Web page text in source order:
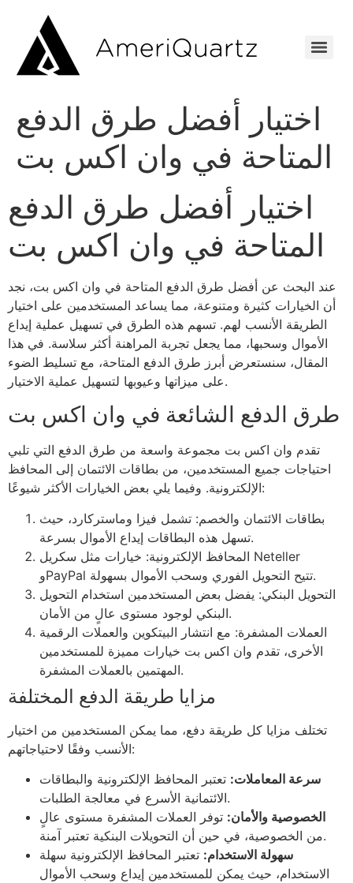
اختيار أفضل طرق الدفع
المتاحة في وان اكس بت
اختيار أفضل طرق الدفع
المتاحة في وان اكس بت
عند البحث عن أفضل طرق الدفع المتاحة في وان اكس بت، نجد
أن الخيارات كثيرة ومتنوعة، مما يساعد المستخدمين على اختيار
الطريقة الأنسب لهم. تسهم هذه الطرق في تسهيل عملية إيداع
الأموال وسحبها، مما يجعل تجربة المراهنة أكثر سلاسة. في هذا
المقال، سنستعرض أبرز طرق الدفع المتاحة، مع تسليط الضوء
على ميزاتها وعيوبها لتسهيل عملية الاختيار.
طرق الدفع الشائعة في وان اكس بت
تقدم وان اكس بت مجموعة واسعة من طرق الدفع التي تلبي
احتياجات جميع المستخدمين، من بطاقات الائتمان إلى المحافظ
الإلكترونية. وفيما يلي بعض الخيارات الأكثر شيوعًا:
بطاقات الائتمان والخصم: تشمل فيزا وماستركارد، حيث
تسهل هذه البطاقات إيداع الأموال بسرعة.
المحافظ الإلكترونية: خيارات مثل سكريل Neteller
وPayPal تتيح التحويل الفوري وسحب الأموال بسهولة.
التحويل البنكي: يفضل بعض المستخدمين استخدام التحويل
البنكي لوجود مستوى عالٍ من الأمان.
العملات المشفرة: مع انتشار البيتكوين والعملات الرقمية
الأخرى، تقدم وان اكس بت خيارات مميزة للمستخدمين
المهتمين بالعملات المشفرة.
مزايا طريقة الدفع المختلفة
تختلف مزايا كل طريقة دفع، مما يمكن المستخدمين من اختيار
الأنسب وفقًا لاحتياجاتهم:
سرعة المعاملات: تعتبر المحافظ الإلكترونية والبطاقات
الائتمانية الأسرع في معالجة الطلبات.
الخصوصية والأمان: توفر العملات المشفرة مستوى عالٍ
من الخصوصية، في حين أن التحويلات البنكية تعتبر آمنة.
سهولة الاستخدام: تعتبر المحافظ الإلكترونية سهلة
الاستخدام، حيث يمكن للمستخدمين إيداع وسحب الأموال